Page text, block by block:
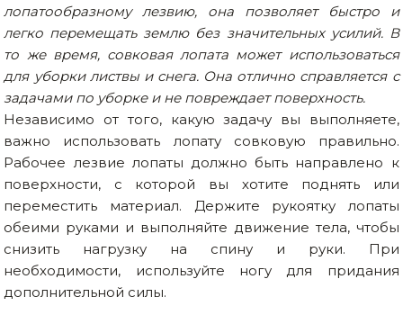
лопатообразному лезвию, она позволяет быстро и
легко перемещать землю без значительных усилий. В
то же время, совковая лопата может использоваться
для уборки листвы и снега. Она отлично справляется с
задачами по уборке и не повреждает поверхность.
Независимо от того, какую задачу вы выполняете,
важно использовать лопату совковую правильно.
Рабочее лезвие лопаты должно быть направлено к
поверхности, с которой вы хотите поднять или
переместить материал. Держите рукоятку лопаты
обеими руками и выполняйте движение тела, чтобы
снизить нагрузку на спину и руки. При
необходимости, используйте ногу для придания
дополнительной силы.